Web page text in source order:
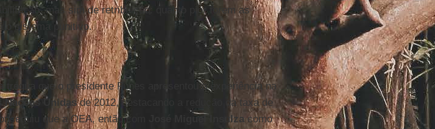
mas sim de retribuição: quanto pior forem as
o sistema punitivo.
trégua que o presidente Funes apresentou a experiência na
Nações Unidasde 2012, destacando a redução da taxa de
que a OEA, então com
José Miguel Insulzacomo